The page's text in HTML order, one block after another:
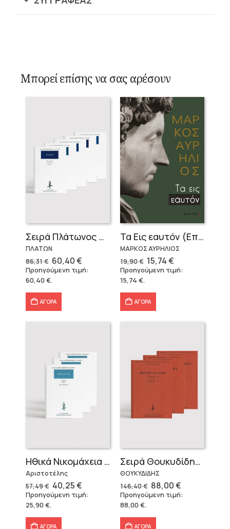
Μπορεί επίσης να σας αρέσουν
Σειρά Πλάτωνος Πολιτεία
ΠΛΑΤΩΝ
86,31€ Original
price
was:
86,31 €.
60,40€Η
τρέχουσα
τιμή
Προηγούμενη τιμή:
60,40€.
ΑΓΟΡΑ
Τα Εις εαυτόν (Επίτομο) – Μάρκος Αυρήλιος
ΜΑΡΚΟΣ ΑΥΡΗΛΙΟΣ
19,90€ Original
price
was:
15,74€Η
τρέχουσα
τιμή
Προηγούμενη τιμή:
15,74 €.
ΑΓΟΡΑ
Ηθικά Νικομάχεια (3 τόμοι)
Αριστοτέλης
57,49€ Original
price
was:
40,25€Η
τρέχουσα
τιμή
Προηγούμενη τιμή:
25,90€.
ΑΓΟΡΑ
Σειρά Θουκυδίδης – Δεμένο (4 τόμοι)
ΘΟΥΚΥΔΙΔΗΣ
146,40€ Original
price
was:
88,00€Η
τρέχουσα
τιμή
Προηγούμενη τιμή:
88,00€.
ΑΓΟΡΑ